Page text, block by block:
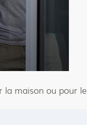
la maison ou pour le